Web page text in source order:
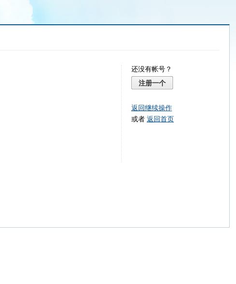
还没有帐号？
注册一个
返回继续操作
或者 返回首页